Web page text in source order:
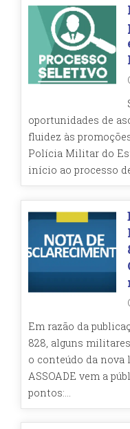
oportunidades de
fluidez às
Polícia Militar do
início ao processo
Em razão da
828, alguns
o conteúdo da nova
ASSOADE vem a
pontos:...